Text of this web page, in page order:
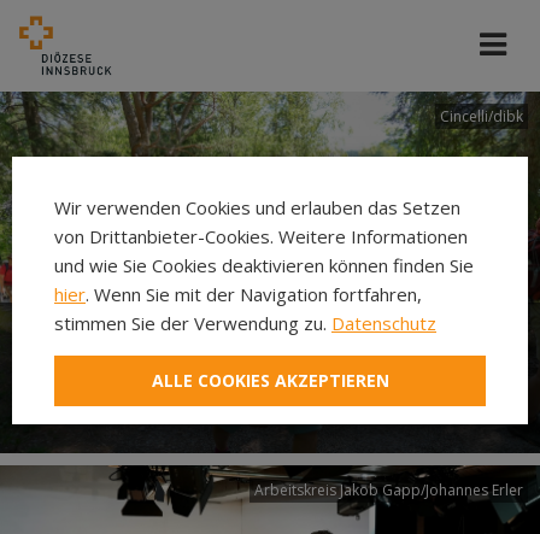
Cincelli/dibk
Neuer Pilgerweg Via
Laudato si’
Arbeitskreis Jakob Gapp/Johannes Erler
Wir verwenden Cookies und erlauben das Setzen
von Drittanbieter-Cookies. Weitere Informationen
und wie Sie Cookies deaktivieren können finden Sie
hier. Wenn Sie mit der Navigation fortfahren,
stimmen Sie der Verwendung zu. Datenschutz
ALLE COOKIES AKZEPTIEREN